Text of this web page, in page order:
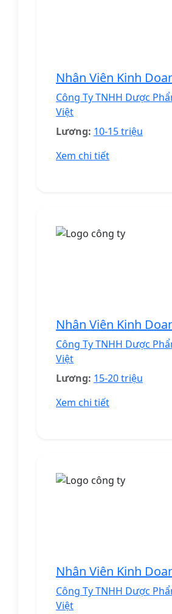
Nhân Viên Kinh
Công Ty TNHH Dược
Việt
Lương: 10-15 triệu
Xem chi tiết
Nhân Viên Kinh
Công Ty TNHH Dược
Việt
Lương: 15-20 triệu
Xem chi tiết
Nhân Viên Kinh
Công Ty TNHH Dược
Việt